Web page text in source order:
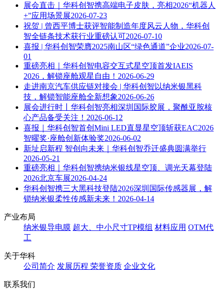
展会直击｜华科创智携高端电子皮肤，亮相2026“机器人
+”应用场景展2026-07-23
祝贺 | 曾西平博士获评智能制造年度风云人物，华科创
智全链条技术获行业重磅认可2026-07-10
喜报 | 华科创智荣膺2025南山区“绿色通道”企业2026-07-
01
重磅亮相｜华科创智电容交互式星空顶首发IAEIS
2026，解锁座舱观星自由！ 2026-06-29
走进南京汽车供应链对接会 | 华科创智以纳米银黑科
技，解锁智能座舱全新想象2026-06-26
展会进行时丨华科创智亮相深圳国际胶展，聚酰亚胺核
心产品备受关注！ 2026-06-12
喜报｜华科创智首创Mini LED直显星空顶斩获EAC2026
智曜奖·座舱创新体验奖2026-06-02
新址启新程 智创向未来｜华科创智乔迁盛典圆满举行
2026-05-21
重磅亮相｜华科创智携纳米银线星空顶、调光天幕登陆
2026北京车展2026-04-24
华科创智携三大黑科技登陆2026深圳国际传感器展，解
锁纳米银柔性传感新未来！ 2026-04-14
产业布局
纳米银导电膜 超大、中小尺寸TP模组 材料应用 OTM代
工
关于华科
公司简介 发展历程 荣誉资质 企业文化
联系我们